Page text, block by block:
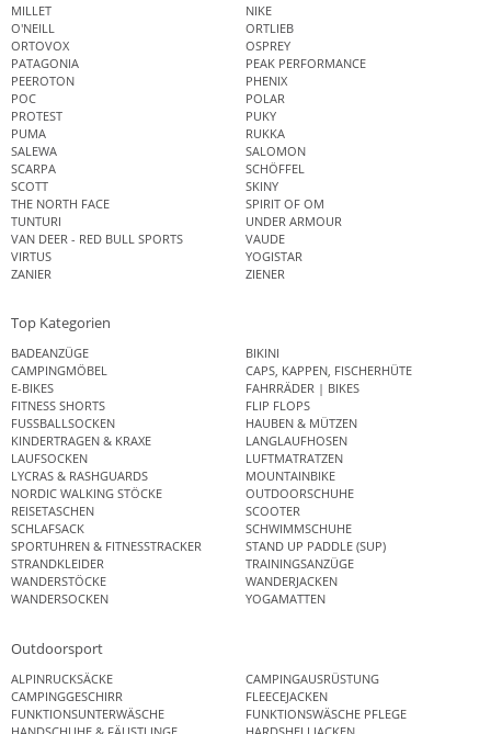
MILLET
NIKE
O'NEILL
ORTLIEB
ORTOVOX
OSPREY
PATAGONIA
PEAK PERFORMANCE
PEEROTON
PHENIX
POC
POLAR
PROTEST
PUKY
PUMA
RUKKA
SALEWA
SALOMON
SCARPA
SCHÖFFEL
SCOTT
SKINY
THE NORTH FACE
SPIRIT OF OM
TUNTURI
UNDER ARMOUR
VAN DEER - RED BULL SPORTS
VAUDE
VIRTUS
YOGISTAR
ZANIER
ZIENER
Top Kategorien
BADEANZÜGE
BIKINI
CAMPINGMÖBEL
CAPS, KAPPEN, FISCHERHÜTE
E-BIKES
FAHRRÄDER | BIKES
FITNESS SHORTS
FLIP FLOPS
FUSSBALLSOCKEN
HAUBEN & MÜTZEN
KINDERTRAGEN & KRAXE
LANGLAUFHOSEN
LAUFSOCKEN
LUFTMATRATZEN
LYCRAS & RASHGUARDS
MOUNTAINBIKE
NORDIC WALKING STÖCKE
OUTDOORSCHUHE
REISETASCHEN
SCOOTER
SCHLAFSACK
SCHWIMMSCHUHE
SPORTUHREN & FITNESSTRACKER
STAND UP PADDLE (SUP)
STRANDKLEIDER
TRAININGSANZÜGE
WANDERSTÖCKE
WANDERJACKEN
WANDERSOCKEN
YOGAMATTEN
Outdoorsport
ALPINRUCKSÄCKE
CAMPINGAUSRÜSTUNG
CAMPINGGESCHIRR
FLEECEJACKEN
FUNKTIONSUNTERWÄSCHE
FUNKTIONSWÄSCHE PFLEGE